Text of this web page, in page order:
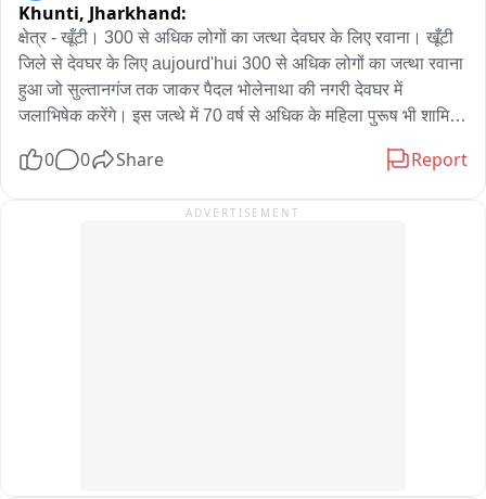
रखने पर जान से मारने की धमकी दी।पीड़ितों का कहना है कि 30 जुलाई
2026 को थाना कोतवाली वृन्दावन में लिखित शिकायत के बावजूद पुलिस ने
कोई कार्रवाई नहीं की। पीड़ितों ने एसएसपी से मुकदमा दर्ज कर आरोपियों की
गिरफ्तारी और सुरक्षा की मांग की है।
Khunti, Jharkhand:
क्षेत्र - खूँटी। 300 से अधिक लोगों का जत्था देवघर के लिए रवाना। खूँटी
जिले से देवघर के लिए aujourd'hui 300 से अधिक लोगों का जत्था रवाना
हुआ जो सुल्तानगंज तक जाकर पैदल भोलेनाथा की नगरी देवघर में
जलाभिषेक करेंगे। इस जत्थे में 70 वर्ष से अधिक के महिला पुरूष भी शामिल
करेंगे। बता दें कि खूँटी जिले के गनालोया से प्रतिवर्ष खेती बारी समाप्त
बार भी देवघर जाने का क्रम जारी है。
0 0 Share Report
ADVERTISEMENT